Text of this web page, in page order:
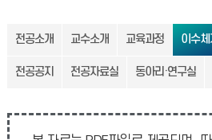
전공소개 교수소개 교육과정 이수
전공공지 전공자료실 동아리·연구실